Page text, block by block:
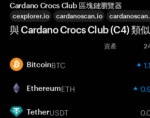
Cardano Crocs Club 區塊鏈瀏覽器
cexplorer.io cardanoscan.io
與 Cardano Crocs Club (C4) 類
資產
BitcoinBTC
EthereumETH
TetherUSDT